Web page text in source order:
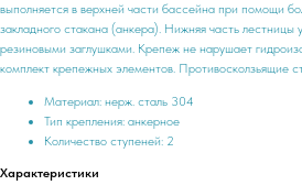
выполняется в верхней части бассейна при помощи
закладного стакана (анкера). Нижняя часть лестницы
резиновыми заглушками. Крепеж не нарушает
комплект крепежных элементов. Противосколзьящие
Материал: нерж. сталь 304
Тип крепления: анкерное
Количество ступеней: 2
Характеристики